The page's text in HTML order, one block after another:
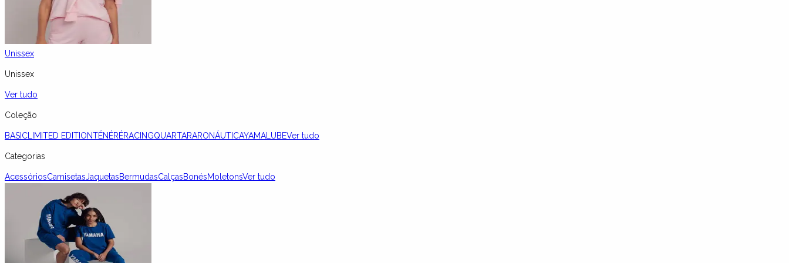
Unissex
Unissex
Ver tudo
Coleção
BASIC LIMITED EDITIONTÉNÉRÉRACINGQUARTARARONÁUTICAYAMALUBEVer tudo
Categorias
AcessóriosCamisetasJaquetasBermudasCalçasBonésMoletonsVer tudo